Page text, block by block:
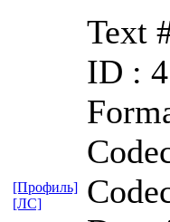
Text
ID : 4
[Профиль]
[ЛС]